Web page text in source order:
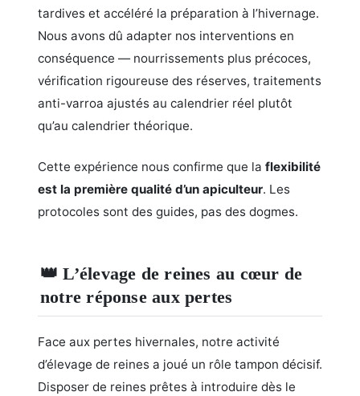
tardives et accéléré la préparation à l’hivernage.
Nous avons dû adapter nos interventions en
conséquence — nourrissements plus précoces,
vérification rigoureuse des réserves, traitements
anti-varroa ajustés au calendrier réel plutôt
qu’au calendrier théorique.
Cette expérience nous confirme que la flexibilité
est la première qualité d’un apiculteur. Les
protocoles sont des guides, pas des dogmes.
👑 L’élevage de reines au cœur de
notre réponse aux pertes
Face aux pertes hivernales, notre activité
d’élevage de reines a joué un rôle tampon décisif.
Disposer de reines prêtes à introduire dès le